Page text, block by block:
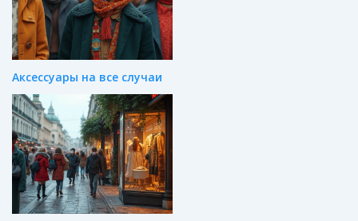
Аксессуары на все случаи